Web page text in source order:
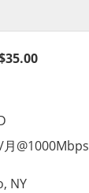
月@1000Mbps
NY